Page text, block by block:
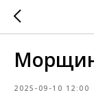
2025-09-10 12:00